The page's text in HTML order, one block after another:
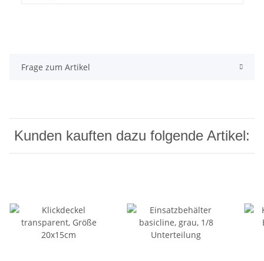
Frage zum Artikel
Kunden kauften dazu folgende Artikel: